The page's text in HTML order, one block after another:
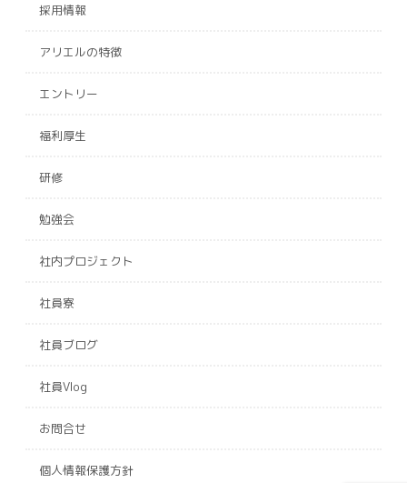
採用情報
アリエルの特徴
エントリー
福利厚生
研修
勉強会
社内プロジェクト
社員寮
社員ブログ
社員Vlog
お問合せ
個人情報保護方針